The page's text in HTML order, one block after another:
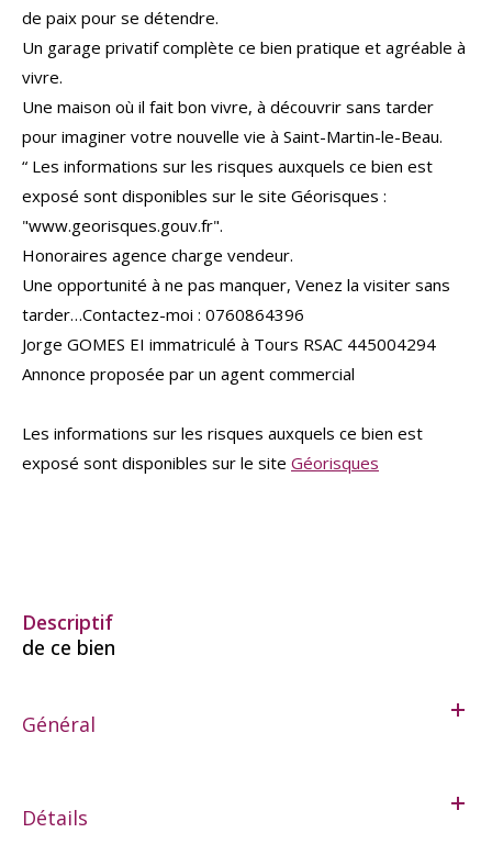
de paix pour se détendre.
Un garage privatif complète ce bien pratique et agréable à
vivre.
Une maison où il fait bon vivre, à découvrir sans tarder
pour imaginer votre nouvelle vie à Saint-Martin-le-Beau.
“ Les informations sur les risques auxquels ce bien est
exposé sont disponibles sur le site Géorisques :
"www.georisques.gouv.fr".
Honoraires agence charge vendeur.
Une opportunité à ne pas manquer, Venez la visiter sans
tarder…Contactez-moi : 0760864396
Jorge GOMES EI immatriculé à Tours RSAC 445004294
Annonce proposée par un agent commercial
Les informations sur les risques auxquels ce bien est
exposé sont disponibles sur le site Géorisques
descriptif
de ce bien
Général
Détails